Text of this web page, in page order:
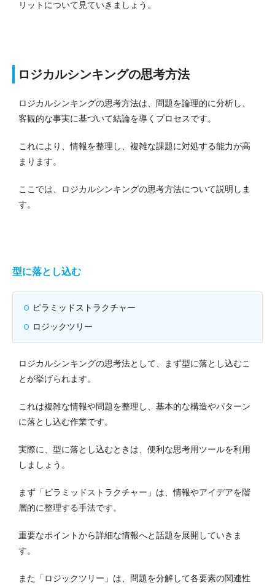
リットについて見ていきましょう。
ロジカルシンキングの思考方法
ロジカルシンキングの思考方法は、問題を論理的に分析し、
客観的な事実に基づいて結論を導くプロセスです。
これにより、情報を整理し、複雑な課題に対処する能力が高
まります。
ここでは、ロジカルシンキングの思考方法について説明しま
す。
型に落とし込む
ピラミッドストラクチャー
ロジックツリー
ロジカルシンキングの思考法として、まず型に落とし込むこ
とが挙げられます。
これは複雑な情報や問題を整理し、基本的な構造やパターン
に落とし込む作業です。
実際に、型に落とし込むときは、便利な思考用ツールを利用
しましょう。
まず「ピラミッドストラクチャー」は、情報やアイデアを階
層的に整理する手法です。
重要なポイントから詳細な情報へと話題を展開していきま
す。
また「ロジックツリー」は、問題を分解して各要素の関連性